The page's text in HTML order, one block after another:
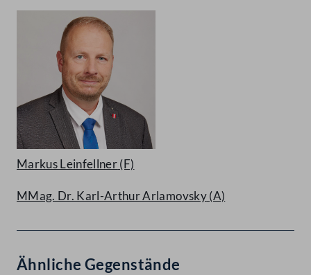
Markus Leinfellner(F)
MMag. Dr. Karl-Arthur Arlamovsky(A)
Ähnliche Gegenstände